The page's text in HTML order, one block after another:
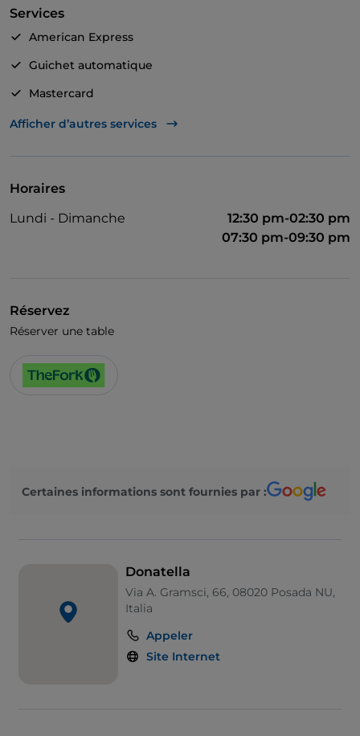
Services
American Express
Guichet automatique
Mastercard
TheFork PAY
Wi-Fi
Afficher d’autres services
Horaires
Lundi - Dimanche
12:30 pm-02:30 pm
07:30 pm-09:30 pm
Réservez
Réserver une table
Certaines informations sont fournies par :
Donatella
Via A. Gramsci, 66, 08020 Posada NU,
Italia
Appeler
Site Internet